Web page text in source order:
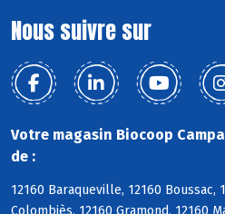
Nous suivre sur
Votre magasin Biocoop
de :
12160 Baraqueville, 12160 Boussac,